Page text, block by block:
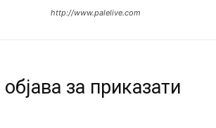
http://www.palelive.com
за приказати